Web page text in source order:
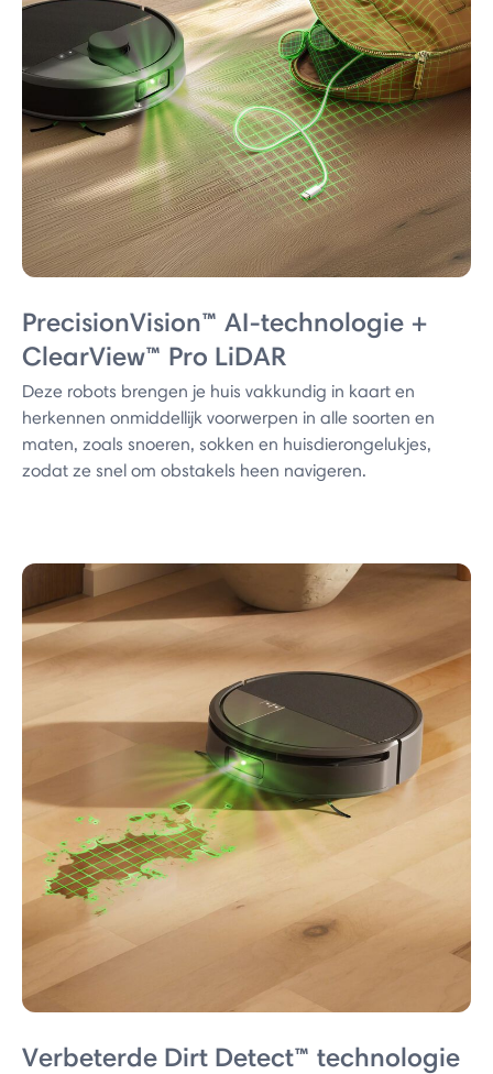
PrecisionVision™ AI-technologie +
ClearView™ Pro LiDAR
Deze robots brengen je huis vakkundig in kaart en
herkennen onmiddellijk voorwerpen in alle soorten en
maten, zoals snoeren, sokken en huisdierongelukjes,
zodat ze snel om obstakels heen navigeren.
Verbeterde Dirt Detect™ technologie